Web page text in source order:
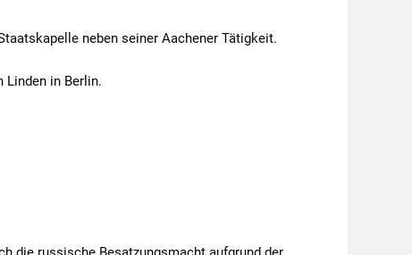
neben seiner Aachener Tätigkeit.
Linden in Berlin.